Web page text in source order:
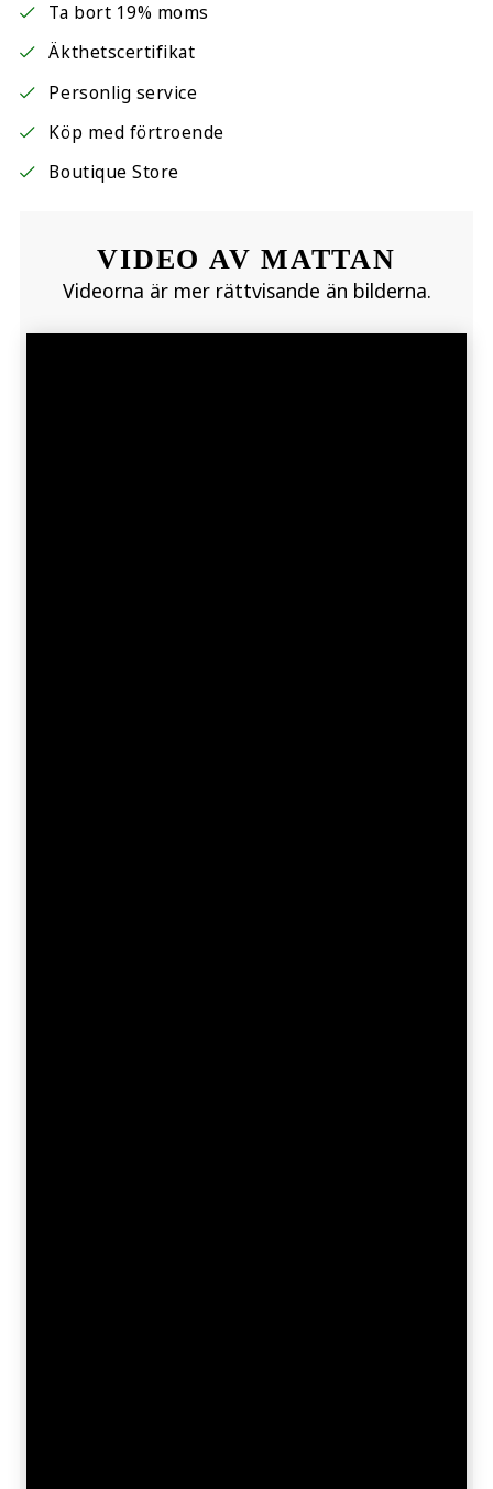
Ta bort 19% moms
Äkthetscertifikat
Personlig service
Köp med förtroende
Boutique Store
VIDEO AV MATTAN
Videorna är mer rättvisande än bilderna.